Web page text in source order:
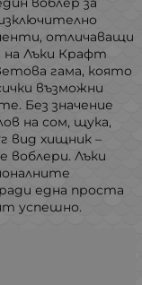
отличаващи
на Лъки Крафт
гама, която
възможни
Без значение
на сом, щука,
вид хищник –
воблери. Лъки
една проста
успешно.